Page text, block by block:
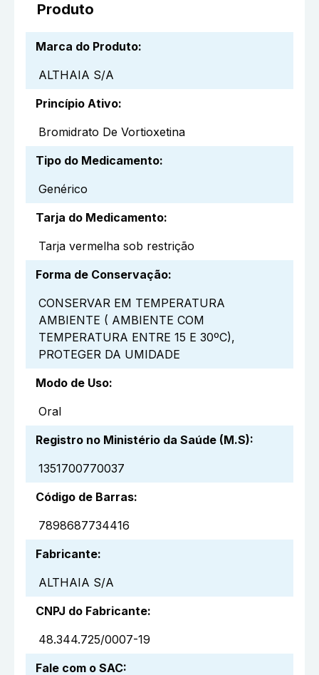
Produto
Marca do Produto:
ALTHAIA S/A
Princípio Ativo:
Bromidrato De Vortioxetina
Tipo do Medicamento:
Genérico
Tarja do Medicamento:
Tarja vermelha sob restrição
Forma de Conservação:
CONSERVAR EM TEMPERATURA
AMBIENTE ( AMBIENTE COM
TEMPERATURA ENTRE 15 E 30ºC),
PROTEGER DA UMIDADE
Modo de Uso:
Oral
Registro no Ministério da Saúde (M.S):
1351700770037
Código de Barras:
7898687734416
Fabricante:
ALTHAIA S/A
CNPJ do Fabricante:
48.344.725/0007-19
Fale com o SAC: